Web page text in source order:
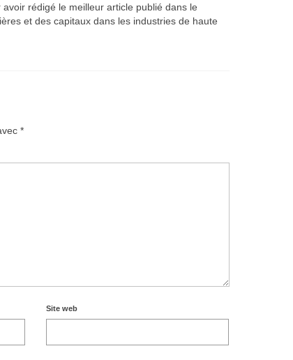
rédigé le meilleur article publié dans le
et des capitaux dans les industries de haute
*
Site web